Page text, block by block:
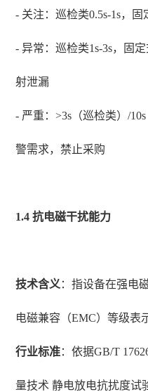
- 关注：巡检类0.5s-1s，
- 异常：巡检类1s-3s，固
射泄漏
- 严重：>3s（巡检类）/
警需求，禁止采购
1.4 抗电磁干扰能力
技术含义 ：指设备在强电
电磁兼容（EMC）等级表
行业标准：依据GB/T
量技术 静电放电抗扰度试